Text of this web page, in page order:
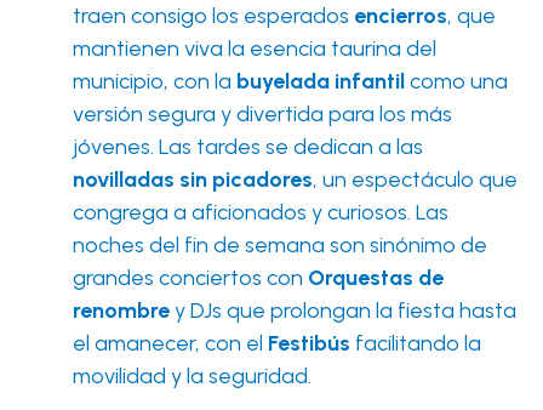
traen consigo los esperados encierros, que
mantienen viva la esencia taurina del
municipio, con la buyelada infantilcomo una
versión segura y divertida para los más
jóvenes. Las tardes se dedican a las
novilladas sin picadores, un espectáculo que
congrega a aficionados y curiosos. Las
noches del fin de semana son sinónimo de
grandes conciertos con Orquestas de
renombrey DJs que prolongan la fiesta hasta
el amanecer, con el Festibús facilitando la
movilidad y la seguridad.